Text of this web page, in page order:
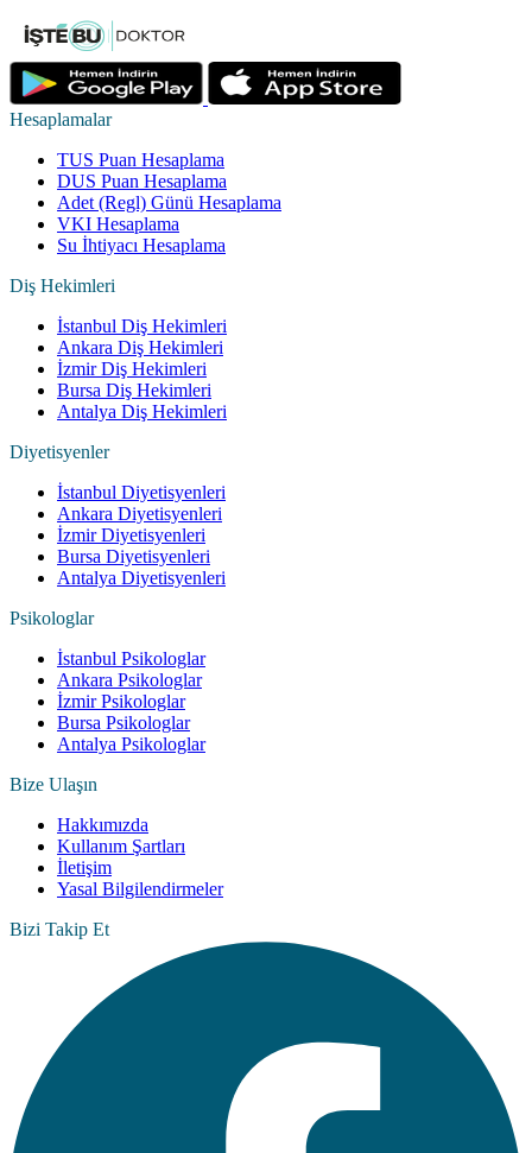
Hesaplamalar
TUS Puan Hesaplama
DUS Puan Hesaplama
Adet (Regl) Günü Hesaplama
VKI Hesaplama
Su İhtiyacı Hesaplama
Diş Hekimleri
İstanbul Diş Hekimleri
Ankara Diş Hekimleri
İzmir Diş Hekimleri
Bursa Diş Hekimleri
Antalya Diş Hekimleri
Diyetisyenler
İstanbul Diyetisyenleri
Ankara Diyetisyenleri
İzmir Diyetisyenleri
Bursa Diyetisyenleri
Antalya Diyetisyenleri
Psikologlar
İstanbul Psikologlar
Ankara Psikologlar
İzmir Psikologlar
Bursa Psikologlar
Antalya Psikologlar
Bize Ulaşın
Hakkımızda
Kullanım Şartları
İletişim
Yasal Bilgilendirmeler
Bizi Takip Et